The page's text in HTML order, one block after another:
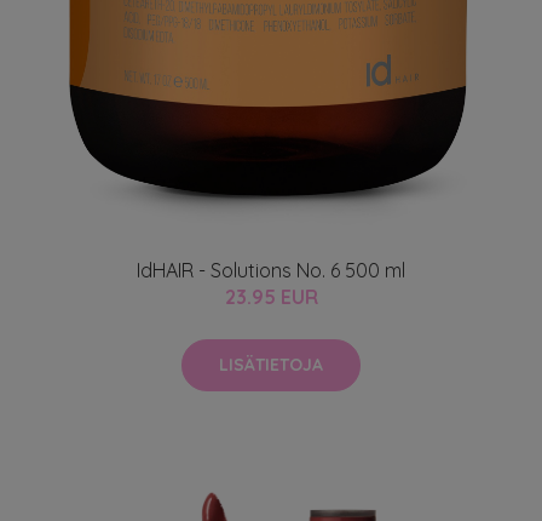
IdHAIR - Solutions No. 6 500 ml
23.95 EUR
LISÄTIETOJA